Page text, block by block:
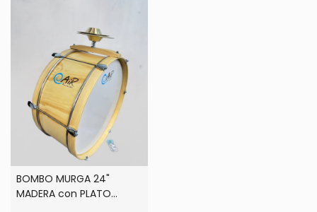
BOMBO MURGA 24"
MADERA con PLATO